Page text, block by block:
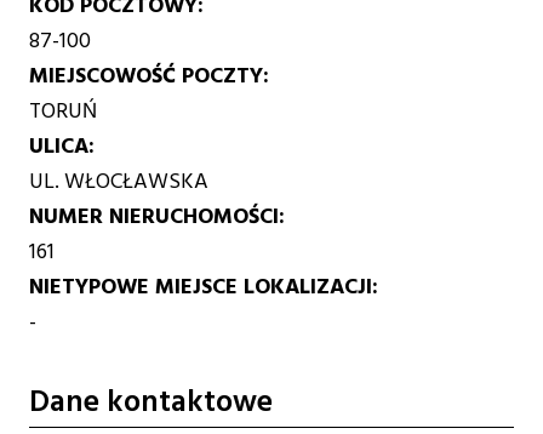
87-100
MIEJSCOWOŚĆ POCZTY
TORUŃ
ULICA
UL. WŁOCŁAWSKA
NUMER NIERUCHOMOŚCI
161
NIETYPOWE MIEJSCE LOKALIZACJI
-
Dane kontaktowe